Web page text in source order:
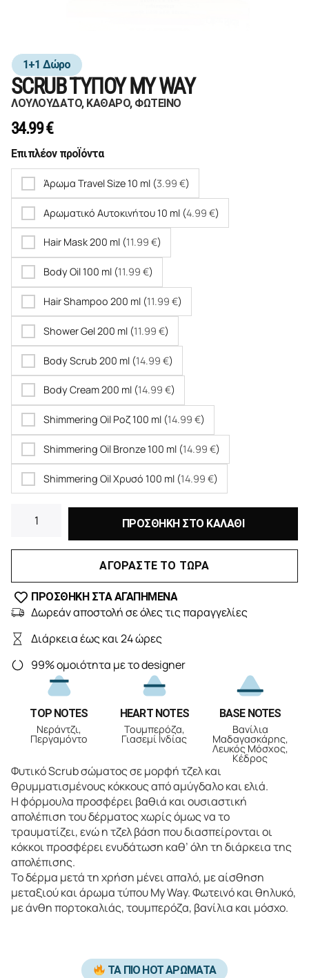
1+1 Δώρο
SCRUB ΤΥΠΟΥ MY WAY
ΛΟΥΛΟΥΔΑΤΟ, ΚΑΘΑΡΟ, ΦΩΤΕΙΝΟ
34.99€
Επιπλέον προΪόντα
Άρωμα Travel Size 10 ml (3.99 €)
Αρωματικό Αυτοκινήτου 10 ml (4.99 €)
Hair Mask 200 ml (11.99 €)
Body Oil 100 ml (11.99 €)
Hair Shampoo 200 ml (11.99 €)
Shower Gel 200 ml (11.99 €)
Body Scrub 200 ml (14.99 €)
Body Cream 200 ml (14.99 €)
Shimmering Oil Ροζ 100 ml (14.99 €)
Shimmering Oil Bronze 100 ml (14.99 €)
Shimmering Oil Χρυσό 100 ml (14.99 €)
ΠΡΟΣΘΗΚΗ ΣΤΟ ΚΑΛΑΘΙ
ΑΓΟΡΑΣΤΕ ΤΟ ΤΩΡΑ
ΠΡΟΣΘΗΚΗ ΣΤΑ ΑΓΑΠΗΜΕΝΑ
Δωρεάν αποστολή σε όλες τις παραγγελίες
Διάρκεια έως και 24 ώρες
99% ομοιότητα με το designer
TOP NOTES
Νεράντζι,
Περγαμόντο
HEART NOTES
Τουμπερόζα,
Γιασεμί Ινδίας
BASE NOTES
Βανίλια
Μαδαγασκάρης,
Λευκός Μόσχος,
Κέδρος
Φυτικό Scrub σώματος σε μορφή τζελ και
θρυμματισμένους κόκκους από αμύγδαλο και ελιά.
Η φόρμουλα προσφέρει βαθιά και ουσιαστική
απολέπιση του δέρματος χωρίς όμως να το
τραυματίζει, ενώ η τζελ βάση που διασπείρονται οι
κόκκοι προσφέρει ενυδάτωση καθ’ όλη τη διάρκεια της
απολέπισης.
Το δέρμα μετά τη χρήση μένει απαλό, με αίσθηση
μεταξιού και άρωμα τύπου My Way. Φωτεινό και θηλυκό,
με άνθη πορτοκαλιάς, τουμπερόζα, βανίλια και μόσχο.
ΤΑ ΠΙΟ HOT ΑΡΩΜΑΤΑ